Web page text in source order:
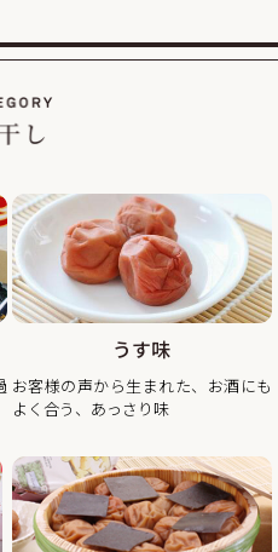
で販売！
礼申し上げます。
迎え、皆さまへの感謝の気
記念キャンペーン】紀州南
込・税込1,200円で販売させ
級品のくずれ梅をぜひこの
お知らせ
礼申し上げます。
ていただきます。
うす味
お客様の声から生まれた、お酒にも
よく合う、あっさり味